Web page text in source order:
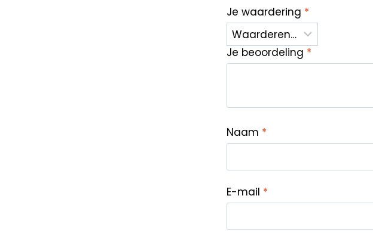
Je waardering *
Je beoordeling *
Naam *
E-mail *